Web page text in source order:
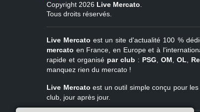
Copyright 2026 Live Mercato
Tous droits réservés.
Live Mercato est un site d'actualité 100 %
mercato en France, en Europe et à
rapide et organisé par club : PSG OM OL
manquez rien du mercato !
Live Mercato est un outil simple conçu pour
club, jour après jour.